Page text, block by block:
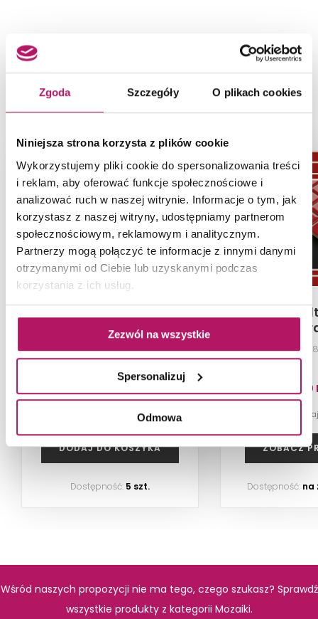
Zgoda Szczegóły O plikach cookies
Niniejsza strona korzysta z plików cookie
Wykorzystujemy pliki cookie do spersonalizowania treści
i reklam, aby oferować funkcje społecznościowe i
analizować ruch w naszej witrynie. Informacje o tym, jak
korzystasz z naszej witryny, udostępniamy partnerom
społecznościowym, reklamowym i analitycznym.
Partnerzy mogą połączyć te informacje z innymi danymi
otrzymanymi od Ciebie lub uzyskanymi podczas
korzystania z ich usług.
Zezwól na wszystkie
Spersonalizuj
Odmowa
NASZE PROPOZYCJE ZAMIAST
PRODUKTU OPOCZNO GLASS
SILVER/RED MOSAIC C NEW
OD660-122
-1%
Mozaika gresowa (gr. 8 mm),
29,7x34,3 cm
-1% od 63,30 PLN najniższa cena
DODAJ DO KOSZYKA
Dostępność: 5 szt.
-3%
Paradyż
Mozaika
Mozaika,
22,00
-3% od 22,60 PLN
ZOBACZ
Dostępność: na
Wśród naszych propozycji nie ma tego, czego szukasz? Sprawdź
wszystkie produkty z kategorii Mozaiki.